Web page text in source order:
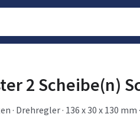
2 Scheibe(n)
· Drehregler · 136 x 30 x 130 mm